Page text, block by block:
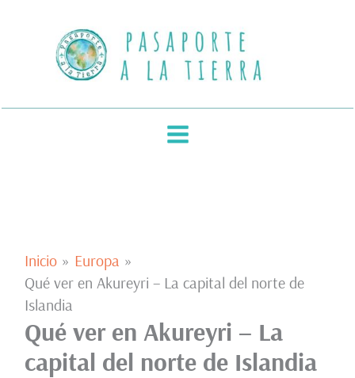
contenido
Inicio
Europa
Qué ver en Akureyri – La capital del norte de
Islandia
Qué ver en Akureyri – La
capital del norte de Islandia